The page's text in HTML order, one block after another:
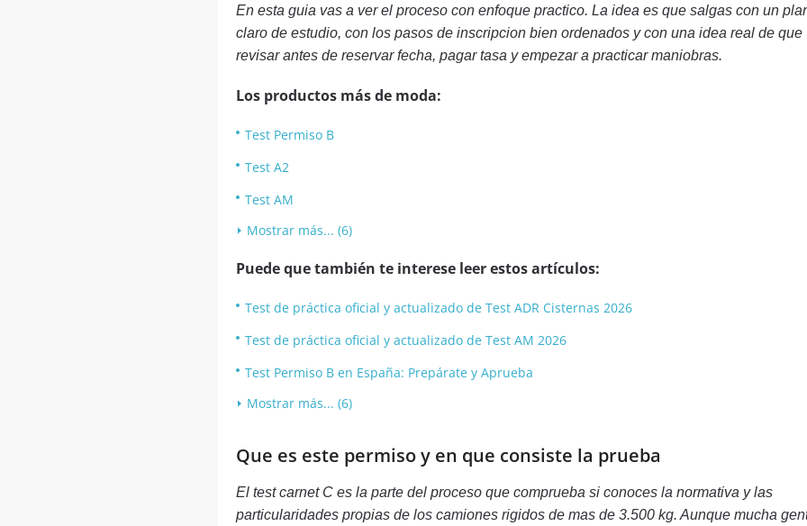
En esta guia vas a ver el proceso con enfoque practico. La idea es que salgas con un
claro de estudio, con los pasos de inscripcion bien ordenados y con una idea real de que
revisar antes de reservar fecha, pagar tasa y empezar a practicar maniobras.
Los productos más de moda:
Test Permiso B
Test A2
Test AM
Mostrar más... (6)
Puede que también te interese leer estos artículos:
Test de práctica oficial y actualizado de Test ADR Cisternas 2026
Test de práctica oficial y actualizado de Test AM 2026
Test Permiso B en España: Prepárate y Aprueba
Mostrar más... (6)
Que es este permiso y en que consiste la prueba
El test carnet C es la parte del proceso que comprueba si conoces la normativa y las
particularidades propias de los camiones rigidos de mas de 3.500 kg. Aunque mucha